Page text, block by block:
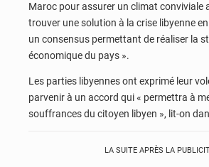
Maroc pour assurer un climat conviviale
trouver une solution à la crise libyenne
un consensus permettant de réaliser la
économique du pays ».
Les parties libyennes ont exprimé leur
parvenir à un accord qui « permettra à
souffrances du citoyen libyen », lit-on
LA SUITE APRÈS LA